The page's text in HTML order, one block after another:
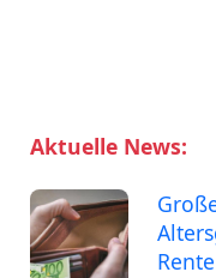
Aktuelle News: